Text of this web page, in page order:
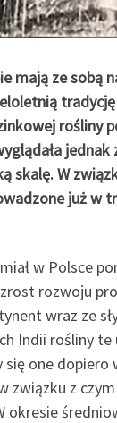
mają ze sobą
rośliny
jednak
skalę. W
już w
w Polsce
rozwoju
wraz ze
Indii rośliny te
one dopiero
związku z
okresie